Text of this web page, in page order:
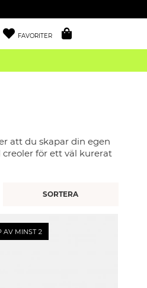
FAVORITER
att du skapar din egen
för ett väl kurerat
AV MINST 2